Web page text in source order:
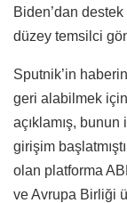
Biden’dan
düzey temsilci
Sputnik’in
geri alabilmek
açıklamış, bunun
girişim
olan platforma
ve Avrupa Birliği